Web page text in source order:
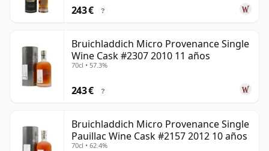
243 € ?
Bruichladdich Micro Provenance Single
Wine Cask #2307 2010 11 años
70cl • 57.3%
243 € ?
Bruichladdich Micro Provenance Single
Pauillac Wine Cask #2157 2012 10 años
70cl • 62.4%